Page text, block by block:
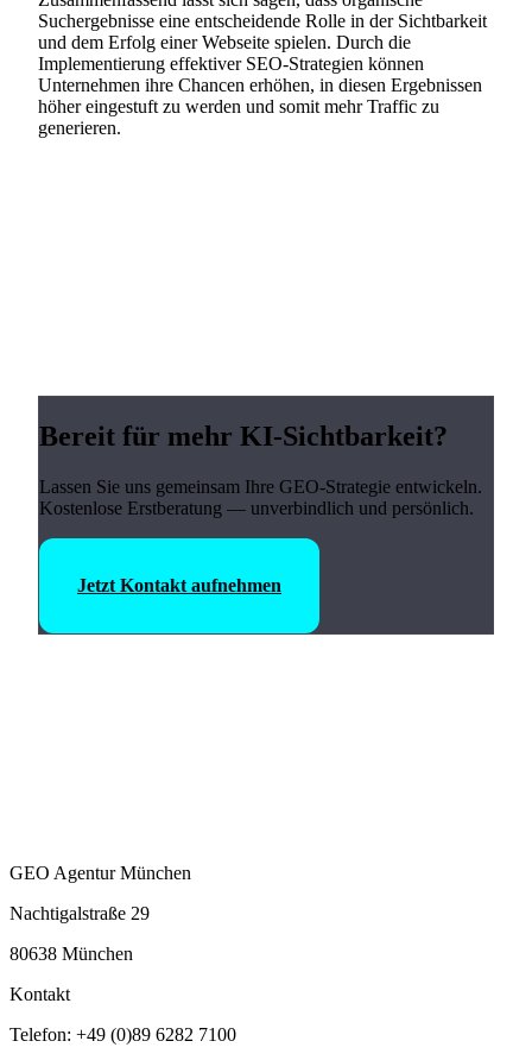
Suchergebnisse eine entscheidende Rolle in der Sichtbarkeit
und dem Erfolg einer Webseite spielen. Durch die
Implementierung effektiver SEO-Strategien können
Unternehmen ihre Chancen erhöhen, in diesen Ergebnissen
höher eingestuft zu werden und somit mehr Traffic zu
generieren.
Bereit für mehr KI-Sichtbarkeit?
Lassen Sie uns gemeinsam Ihre GEO-Strategie entwickeln.
Kostenlose Erstberatung — unverbindlich und persönlich.
Jetzt Kontakt aufnehmen
GEO Agentur München
Nachtigalstraße 29
80638 München
Kontakt
Telefon: +49 (0)89 6282 7100